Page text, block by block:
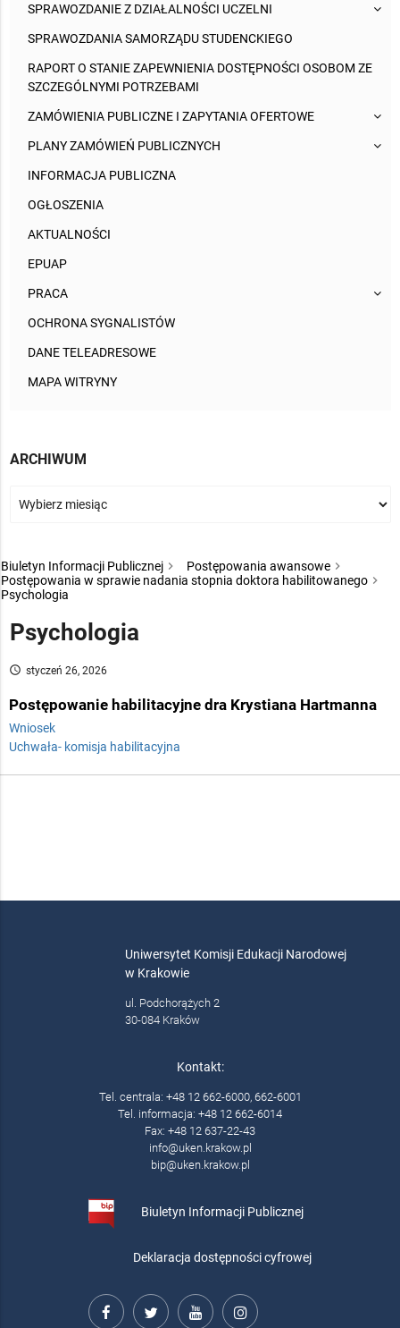
SPRAWOZDANIE Z DZIAŁALNOŚCI UCZELNI
SPRAWOZDANIA SAMORZĄDU STUDENCKIEGO
RAPORT O STANIE ZAPEWNIENIA DOSTĘPNOŚCI OSOBOM ZE
SZCZEGÓLNYMI POTRZEBAMI
ZAMÓWIENIA PUBLICZNE I ZAPYTANIA OFERTOWE
PLANY ZAMÓWIEŃ PUBLICZNYCH
INFORMACJA PUBLICZNA
OGŁOSZENIA
AKTUALNOŚCI
EPUAP
PRACA
OCHRONA SYGNALISTÓW
DANE TELEADRESOWE
MAPA WITRYNY
ARCHIWUM
Biuletyn Informacji Publicznej
Postępowania awansowe
Postępowania w sprawie nadania stopnia doktora habilitowanego
Psychologia
Psychologia
access_time styczeń 26, 2026
Postępowanie habilitacyjne dra Krystiana Hartmanna
Wniosek
Uchwała- komisja habilitacyjna
Uniwersytet Komisji Edukacji Narodowej
w Krakowie
ul. Podchorążych 2
30-084 Kraków
Kontakt:
Tel. centrala: +48 12 662-6000, 662-6001
Tel. informacja: +48 12 662-6014
Fax: +48 12 637-22-43
info@uken.krakow.pl
bip@uken.krakow.pl
Biuletyn Informacji Publicznej
Deklaracja dostępności cyfrowej